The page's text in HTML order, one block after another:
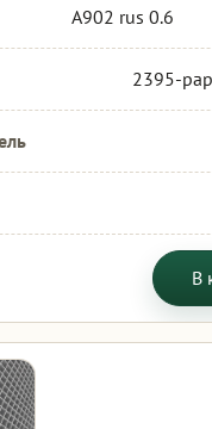
А902 rus 0.6
2395-
В